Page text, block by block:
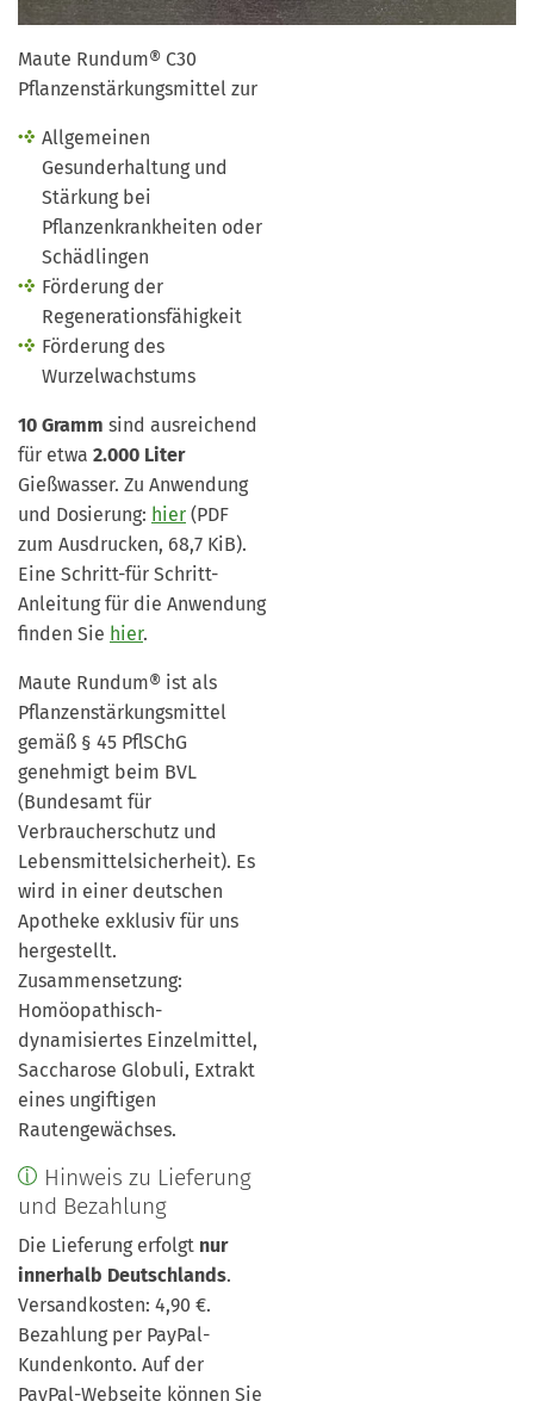
Maute Rundum® C30
Pflanzenstärkungsmittel zur
Allgemeinen
Gesunderhaltung und
Stärkung bei
Pflanzenkrankheiten oder
Schädlingen
Förderung der
Regenerationsfähigkeit
Förderung des
Wurzelwachstums
10 Gramm sind ausreichend
für etwa 2.000 Liter
Gießwasser. Zu Anwendung
und Dosierung: hier (PDF
zum Ausdrucken, 68,7 KiB).
Eine Schritt-für Schritt-
Anleitung für die Anwendung
finden Sie hier.
Maute Rundum® ist als
Pflanzenstärkungsmittel
gemäß § 45 PflSChG
genehmigt beim BVL
(Bundesamt für
Verbraucherschutz und
Lebensmittelsicherheit). Es
wird in einer deutschen
Apotheke exklusiv für uns
hergestellt.
Zusammensetzung:
Homöopathisch-
dynamisiertes Einzelmittel,
Saccharose Globuli, Extrakt
eines ungiftigen
Rautengewächses.
Hinweis zu Lieferung
und Bezahlung
Die Lieferung erfolgt nur
innerhalb Deutschlands.
Versandkosten: 4,90 €.
Bezahlung per PayPal-
Kundenkonto. Auf der
PayPal-Webseite können Sie